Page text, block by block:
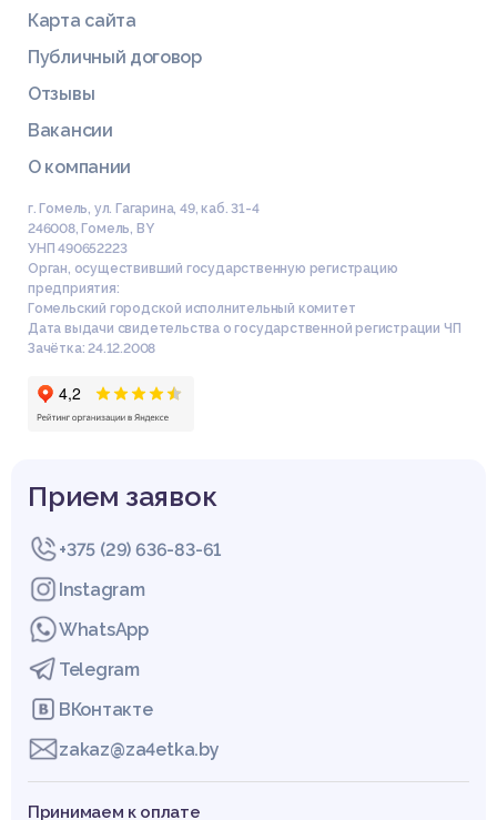
Список литературы
1. Амелькин И. А. Обоснование необходимости совершенст
вования и поиска новых способов финансирования деятел
ьности предприятий при смене форм собственности [Текс
т] / И. А. Амелькин, А. Д. Бурыкин // Интеллектуальный поте
нциал образовательной организации и социально-экономич
Карта сайта
Публичный договор
Отзывы
Вакансии
О компании
г. Гомель, ул. Гагарина, 49, каб. 31-4
246008, Гомель, BY
УНП 490652223
Орган, осуществивший государственную регистрацию
предприятия:
Гомельский городской исполнительный комитет
Дата выдачи свидетельства о государственной регистрации ЧП
Зачётка: 24.12.2008
Прием заявок
+375 (29) 636-83-61
Instagram
WhatsApp
Telegram
ВКонтакте
zakaz@za4etka.by
Принимаем к оплате